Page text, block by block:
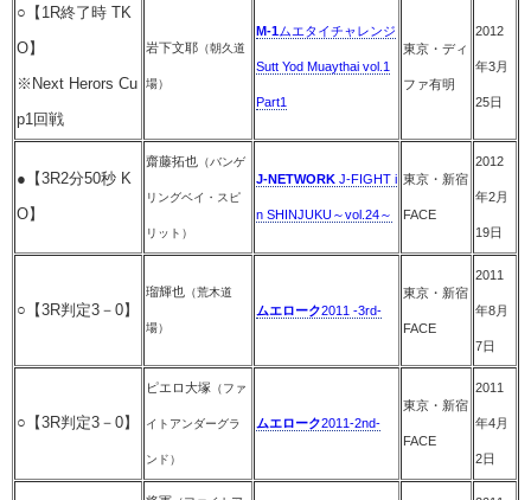
○【1R終了時 TK
O】
※Next Herors Cu
p1回戦
岩下文耶 （朝久道
場）
M-1ムエタイチャレンジ
Sutt Yod Muaythai vol.1
Part1
東京・ディ
ファ有明
2012
年3月
25日
●【3R2分50秒 K
O】
齋藤拓也 （バンゲ
リングベイ・スピ
リット）
J-NETWORK J-FIGHT i
n SHINJUKU～vol.24～
東京・新宿
FACE
2012
年2月
19日
○【3R判定3－0】
瑠輝也 （荒木道
場）
ムエローク2011 -3rd-
東京・新宿
FACE
2011
年8月
7日
○【3R判定3－0】
ピエロ大塚 （ファ
イトアンダーグラ
ンド）
ムエローク2011-2nd-
東京・新宿
FACE
2011
年4月
2日